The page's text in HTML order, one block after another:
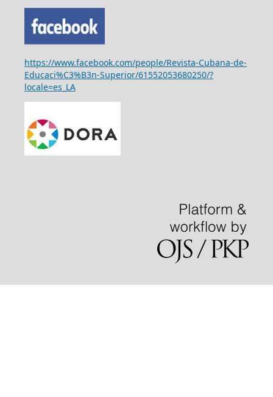
https://www.facebook.com/people/Revista-Cubana-de-
Educaci%C3%B3n-Superior/61552053680250/?
locale=es_LA